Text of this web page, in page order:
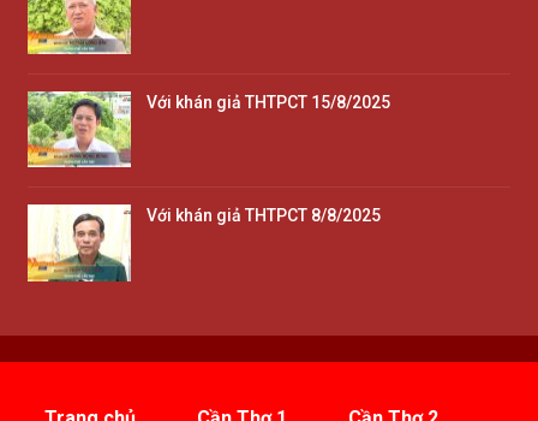
Với khán giả THTPCT 15/8/2025
Với khán giả THTPCT 8/8/2025